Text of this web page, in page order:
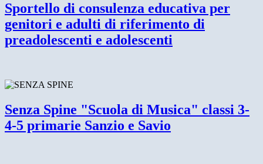
Sportello di consulenza educativa per
genitori e adulti di riferimento di
preadolescenti e adolescenti
Senza Spine "Scuola di Musica" classi 3-
4-5 primarie Sanzio e Savio